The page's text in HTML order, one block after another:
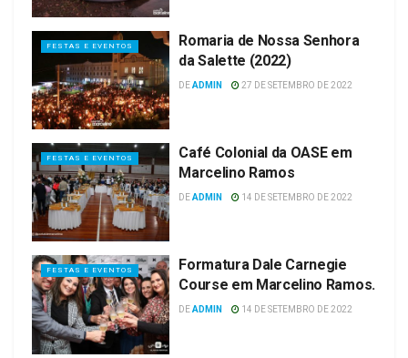
FESTAS E EVENTOS
Romaria de Nossa Senhora
da Salette (2022)
DEADMIN 27 DE SETEMBRO DE 2022
FESTAS E EVENTOS
Café Colonial da OASE em
Marcelino Ramos
DEADMIN 14 DE SETEMBRO DE 2022
FESTAS E EVENTOS
Formatura Dale Carnegie
Course em Marcelino Ramos.
DEADMIN 14 DE SETEMBRO DE 2022